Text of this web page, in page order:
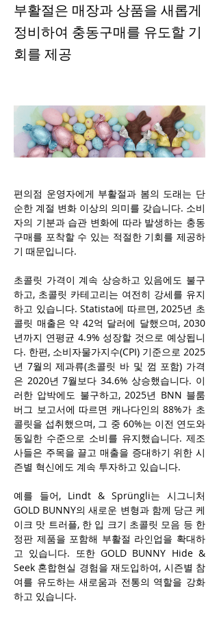
부활절은 매장과 상품을 새롭게
정비하여 충동구매를 유도할 기
회를 제공
편의점 운영자에게 부활절과 봄의 도래는 단
순한 계절 변화 이상의 의미를 갖습니다. 소비
자의 기분과 습관 변화에 따라 발생하는 충동
구매를 포착할 수 있는 적절한 기회를 제공하
기 때문입니다.
초콜릿 가격이 계속 상승하고 있음에도 불구
하고, 초콜릿 카테고리는 여전히 강세를 유지
하고 있습니다. Statista에 따르면, 2025년 초
콜릿 매출은 약 42억 달러에 달했으며, 2030
년까지 연평균 4.9% 성장할 것으로 예상됩니
다. 한편, 소비자물가지수(CPI) 기준으로 2025
년 7월의 제과류(초콜릿 바 및 껌 포함) 가격
은 2020년 7월보다 34.6% 상승했습니다. 이
러한 압박에도 불구하고, 2025년 BNN 블룸
버그 보고서에 따르면 캐나다인의 88%가 초
콜릿을 섭취했으며, 그 중 60%는 이전 연도와
동일한 수준으로 소비를 유지했습니다. 제조
사들은 주목을 끌고 매출을 증대하기 위한 시
즌별 혁신에도 계속 투자하고 있습니다.
예를 들어, Lindt & Sprüngli는 시그니처
GOLD BUNNY의 새로운 변형과 함께 당근 케
이크 맛 트러플, 한 입 크기 초콜릿 모음 등 한
정판 제품을 포함해 부활절 라인업을 확대하
고 있습니다. 또한 GOLD BUNNY Hide &
Seek 혼합현실 경험을 재도입하여, 시즌별 참
여를 유도하는 새로움과 전통의 역할을 강화
하고 있습니다.